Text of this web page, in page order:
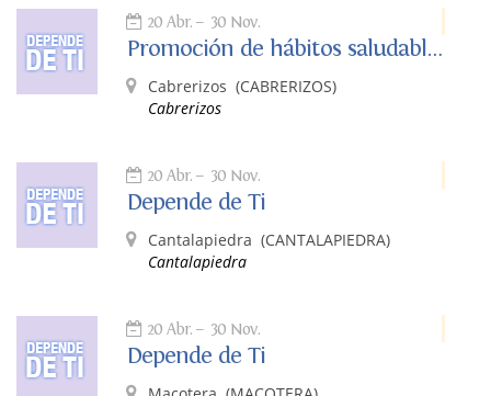
20 Abr. 30 Nov.
Promoción de hábitos saludables: Depende de ti
Cabrerizos (CABRERIZOS)
Cabrerizos
20 Abr. 30 Nov.
Depende de Ti
Cantalapiedra (CANTALAPIEDRA)
Cantalapiedra
20 Abr. 30 Nov.
Depende de Ti